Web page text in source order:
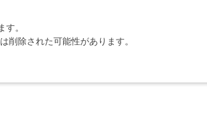
。
削除された可能性があります。